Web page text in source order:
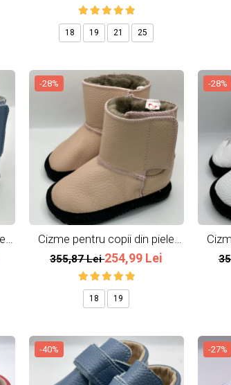
18 19 21 25
-28%
Cizme pentru copii din piele
naturala All Pink
355,87 Lei254,99 Lei
18 19
-28%
-40% -27%